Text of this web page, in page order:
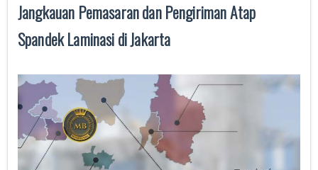
Jangkauan Pemasaran dan Pengiriman Atap
Spandek Laminasi di Jakarta